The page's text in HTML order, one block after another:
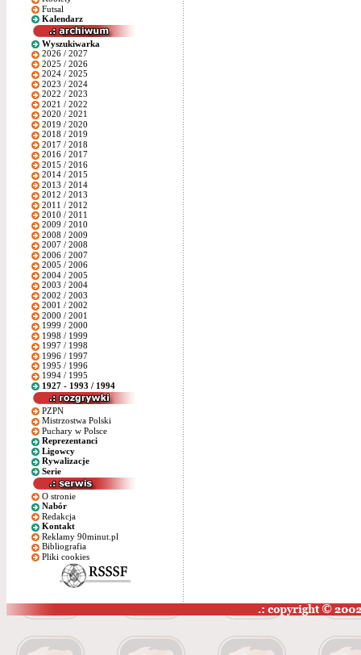
Futsal
Kalendarz
Wyszukiwarka
2026 / 2027
2025 / 2026
2024 / 2025
2023 / 2024
2022 / 2023
2021 / 2022
2020 / 2021
2019 / 2020
2018 / 2019
2017 / 2018
2016 / 2017
2015 / 2016
2014 / 2015
2013 / 2014
2012 / 2013
2011 / 2012
2010 / 2011
2009 / 2010
2008 / 2009
2007 / 2008
2006 / 2007
2005 / 2006
2004 / 2005
2003 / 2004
2002 / 2003
2001 / 2002
2000 / 2001
1999 / 2000
1998 / 1999
1997 / 1998
1996 / 1997
1995 / 1996
1994 / 1995
1927 - 1993 / 1994
PZPN
Mistrzostwa Polski
Puchary w Polsce
Reprezentanci
Ligowcy
Rywalizacje
Serie
O stronie
Nabór
Redakcja
Kontakt
Reklamy 90minut.pl
Bibliografia
Pliki cookies